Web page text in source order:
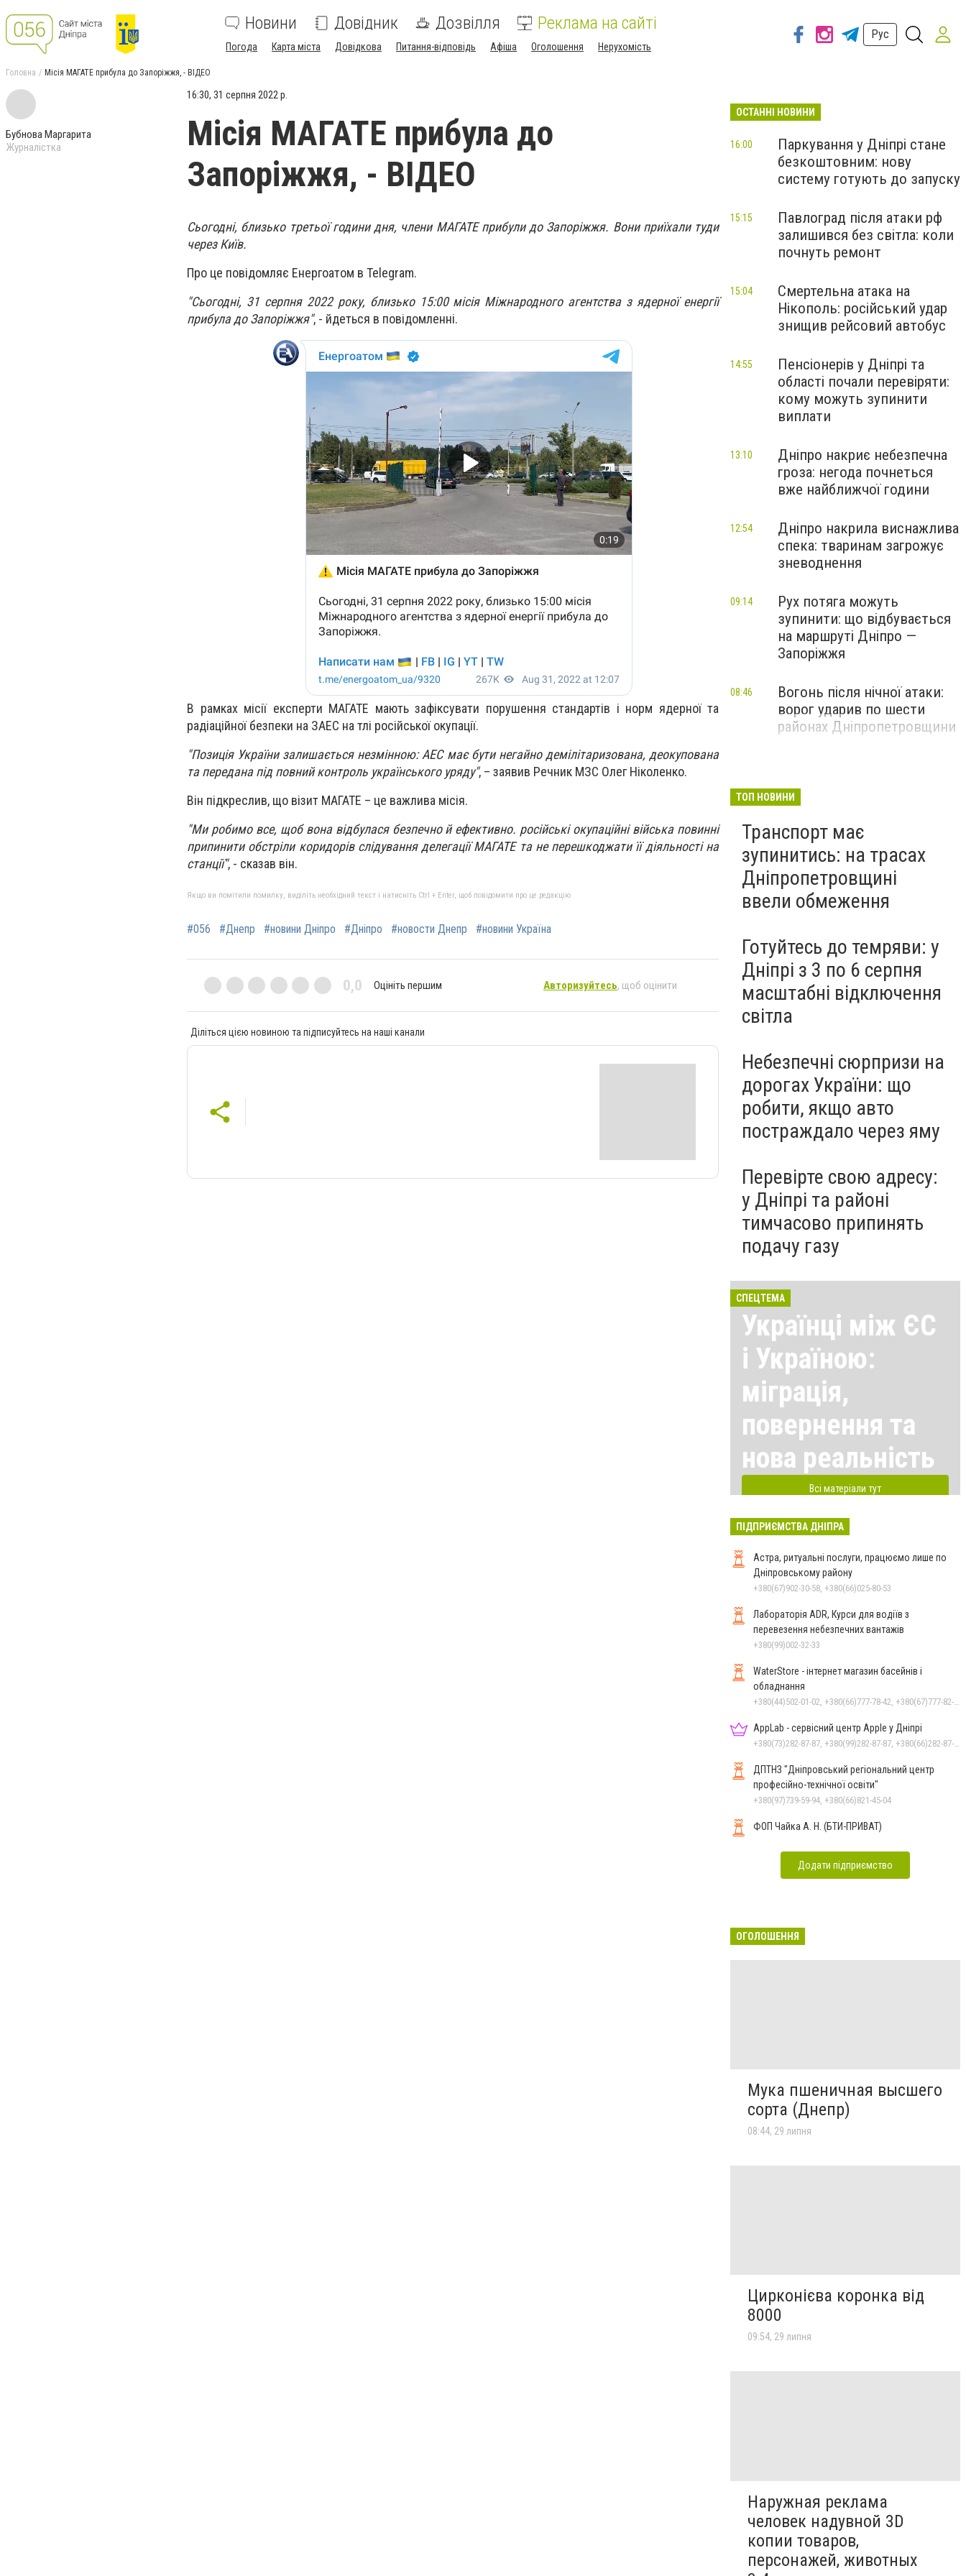
Новини Довідник Дозвілля Реклама на сайті
Погода Карта міста Довідкова Питання-відповідь Афіша Оголошення Нерухомість
Рус
Головна Місія МАГАТЕ прибула до Запоріжжя, - ВІДЕО
Бубнова Маргарита
Журналістка
16:30, 31 серпня 2022 р.
Місія МАГАТЕ прибула до
Запоріжжя, - ВІДЕО
Сьогодні, близько третьої години дня, члени МАГАТЕ прибули до Запоріжжя. Вони приїхали туди
через Київ.
Про це повідомляє Енергоатом в Telegram.
"Сьогодні, 31 серпня 2022 року, близько 15:00 місія Міжнародного агентства з ядерної енергії
прибула до Запоріжжя", - йдеться в повідомленні.
В рамках місії експерти МАГАТЕ мають зафіксувати порушення стандартів і норм ядерної та
радіаційної безпеки на ЗАЕС на тлі російської окупації.
"Позиція України залишається незмінною: АЕС має бути негайно демілітаризована, деокупована
та передана під повний контроль українського уряду", – заявив Речник МЗС Олег Ніколенко.
Він підкреслив, що візит МАГАТЕ – це важлива місія.
"Ми робимо все, щоб вона відбулася безпечно й ефективно. російські окупаційні війська повинні
припинити обстріли коридорів слідування делегації МАГАТЕ та не перешкоджати її діяльності на
станції", - сказав він.
Якщо ви помітили помилку, виділіть необхідний текст і натисніть Ctrl + Enter, щоб повідомити про це редакцію
#056 #Днепр #новини Дніпро #Дніпро #новости Днепр #новини Україна
0,0 Оцініть першим Авторизуйтесь, щоб оцінити
Діліться цією новиною та підписуйтесь на наші канали
ОСТАННІ НОВИНИ
Паркування у Дніпрі стане
безкоштовним: нову
систему готують до запуску
16:00
Павлоград після атаки рф
залишився без світла: коли
почнуть ремонт
15:15
Смертельна атака на
Нікополь: російський удар
знищив рейсовий автобус
15:04
Пенсіонерів у Дніпрі та
області почали перевіряти:
кому можуть зупинити
виплати
14:55
Дніпро накриє небезпечна
гроза: негода почнеться
вже найближчої години
13:10
Дніпро накрила виснажлива
спека: тваринам загрожує
зневоднення
12:54
Рух потяга можуть
зупинити: що відбувається
на маршруті Дніпро —
Запоріжжя
09:14
Вогонь після нічної атаки:
ворог ударив по шести
районах Дніпропетровщини
08:46
ТОП НОВИНИ
Транспорт має
зупинитись: на трасах
Дніпропетровщині
ввели обмеження
Готуйтесь до темряви: у
Дніпрі з 3 по 6 серпня
масштабні відключення
світла
Небезпечні сюрпризи на
дорогах України: що
робити, якщо авто
постраждало через яму
Перевірте свою адресу:
у Дніпрі та районі
тимчасово припинять
подачу газу
СПЕЦТЕМА
Українці між ЄС
і Україною:
міграція,
повернення та
нова реальність
Всі матеріали тут
ПІДПРИЄМСТВА ДНІПРА
Астра, ритуальні послуги, працюємо лише по
Дніпровському району
+380(67)902-30-58, +380(66)025-80-53
Лабораторія ADR, Курси для водіїв з
перевезення небезпечних вантажів
+380(99)002-32-33
WaterStore - інтернет магазин басейнів і
обладнання
AppLab - сервісний центр Apple у Дніпрі
ДПТНЗ "Дніпровський регіональний центр
професійно-технічної освіти"
+380(97)739-59-94, +380(66)821-45-04
ФОП Чайка А. Н. (БТИ-ПРИВАТ)
Додати підприємство
ОГОЛОШЕННЯ
Мука пшеничная высшего
сорта (Днепр)
08:44, 29 липня
Цирконієва коронка від
8000
09:54, 29 липня
Наружная реклама
человек надувной 3D
копии товаров,
персонажей, животных